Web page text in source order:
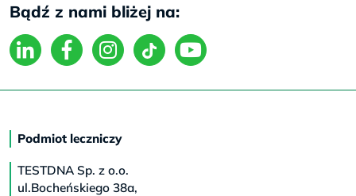
Bądź z nami bliżej na:
Podmiot leczniczy
TESTDNA Sp. z o.o.
ul.Bocheńskiego 38a,